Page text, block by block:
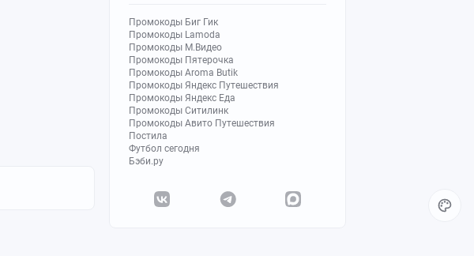
Промокоды Биг Гик
Промокоды Lamoda
Промокоды М.Видео
Промокоды Пятерочка
Промокоды Aroma Butik
Промокоды Яндекс Путешествия
Промокоды Яндекс Еда
Промокоды Ситилинк
Промокоды Авито Путешествия
Постила
Футбол сегодня
Бэби.ру